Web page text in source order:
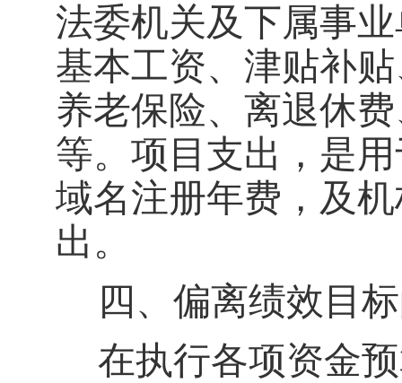
法委机关及下属事
基本工资、津贴补
养老保险、离退休
等。项目支出，是
域名注册年费，及
出。
四、偏离绩效目
在执行各项资金